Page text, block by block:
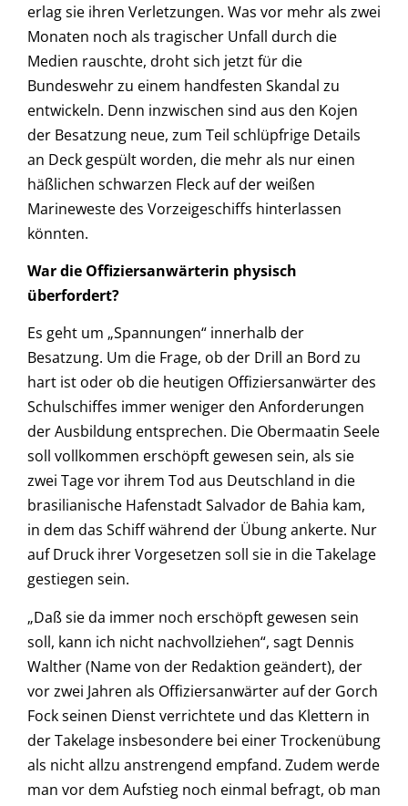
erlag sie ihren Verletzungen. Was vor mehr als zwei
Monaten noch als tragischer Unfall durch die
Medien rauschte, droht sich jetzt für die
Bundeswehr zu einem handfesten Skandal zu
entwickeln. Denn inzwischen sind aus den Kojen
der Besatzung neue, zum Teil schlüpfrige Details
an Deck gespült worden, die mehr als nur einen
häßlichen schwarzen Fleck auf der weißen
Marineweste des Vorzeigeschiffs hinterlassen
könnten.
War die Offiziersanwärterin physisch
überfordert?
Es geht um „Spannungen“ innerhalb der
Besatzung. Um die Frage, ob der Drill an Bord zu
hart ist oder ob die heutigen Offiziersanwärter des
Schulschiffes immer weniger den Anforderungen
der Ausbildung entsprechen. Die Obermaatin Seele
soll vollkommen erschöpft gewesen sein, als sie
zwei Tage vor ihrem Tod aus Deutschland in die
brasilianische Hafenstadt Salvador de Bahia kam,
in dem das Schiff während der Übung ankerte. Nur
auf Druck ihrer Vorgesetzen soll sie in die Takelage
gestiegen sein.
„Daß sie da immer noch erschöpft gewesen sein
soll, kann ich nicht nachvollziehen“, sagt Dennis
Walther (Name von der Redaktion geändert), der
vor zwei Jahren als Offiziersanwärter auf der Gorch
Fock seinen Dienst verrichtete und das Klettern in
der Takelage insbesondere bei einer Trockenübung
als nicht allzu anstrengend empfand. Zudem werde
man vor dem Aufstieg noch einmal befragt, ob man